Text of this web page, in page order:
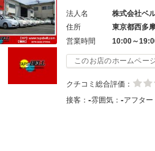
法人名
株式会社ベ
住所
東京都西多
営業時間 10:00～
このお店のホームペー
クチコミ総合評価：
接客： -雰囲気： -アフター